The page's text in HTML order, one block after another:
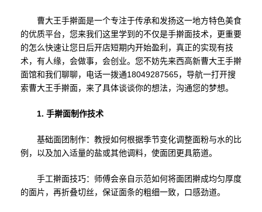
曹大王手擀面是一个专注于传承和发扬这一地方特色美食
的优质平台，您来我们这里学到的不仅是手擀面技术，更重要
的怎么快速让您日后开店短期内开始盈利，真正的实现有技
术，有人缘，会做事，会创业。您不妨先来西高新曹大王手擀
面馆和我们聊聊，电话一拨通18049287565，导航一打开搜
索曹大王手擀面，来了具体谈谈你的想法，沟通您的梦想。
1. 手擀面制作技术
基础面团制作：教授如何根据季节变化调整面粉与水的比
例，以及加入适量的盐或其他调料，使面团更具筋道。
手工擀面技巧：师傅会亲自示范如何将面团擀成均匀厚度
的面片，再折叠切丝，保证面条的粗细一致，口感劲道。